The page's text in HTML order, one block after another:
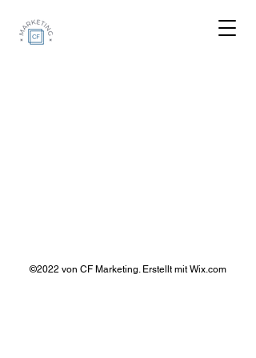
©2022 von CF Marketing. Erstellt mit Wix.com